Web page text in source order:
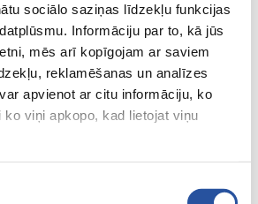
sociālo saziņas līdzekļu funkcijas
Informāciju par to, kā jūs
mēs arī kopīgojam ar saviem
reklamēšanas un analīzes
apvienot ar citu informāciju, ko
viņi apkopo, kad lietojat viņu
great prices and quality
customer satisfaction is our
your home and